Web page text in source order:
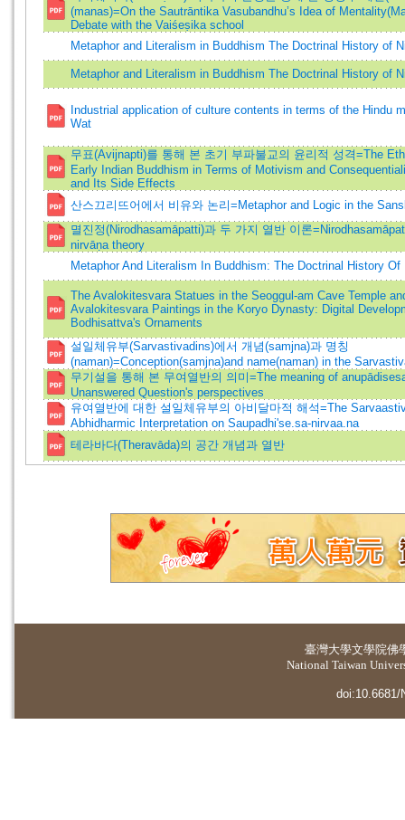
(manas)=On the Sautrāntika Vasubandhu’s Idea of
Debate with the Vaiśeṣika school
Metaphor and Literalism in Buddhism The Doctrinal History of
Metaphor and Literalism in Buddhism The Doctrinal History of
Industrial application of culture contents in terms of the Hindu
Wat
무표(Avijnapti)를 통해 본 초기 부파불교의 윤리적 성격=The
Early Indian Buddhism in Terms of Motivism and
and Its Side Effects
산스끄리뜨어에서 비유와 논리=Metaphor and Logic in the
멸진정(Nirodhasamāpatti)과 두 가지 열반 이론
nirvāṇa theory
Metaphor And Literalism In Buddhism: The Doctrinal History Of
The Avalokitesvara Statues in the Seoggul-am Cave Temple
Avalokitesvara Paintings in the Koryo Dynasty: Digital
Bodhisattva's Ornaments
설일체유부(Sarvastivadins)에서 개념(samjna)과 명칭
(naman)=Conception(samjna)and name(naman) in the
무기설을 통해 본 무여열반의 의미=The meaning of
Unanswered Question's perspectives
유여열반에 대한 설일체유부의 아비달마적 해석=The
Abhidharmic Interpretation on Saupadhi'se.sa-nirvaa.na
테라바다(Theravāda)의 공간 개념과 열반
臺灣大學文學院佛
National Taiwan
doi:10.6681/